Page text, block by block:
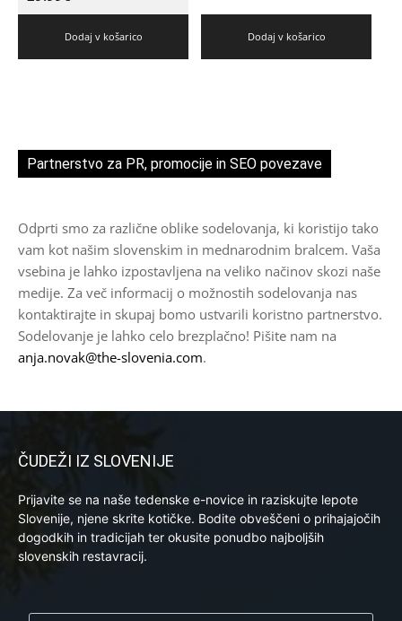
Dodaj v košarico Dodaj v košarico
Partnerstvo za PR, promocije in SEO povezave
Odprti smo za različne oblike sodelovanja, ki koristijo tako
vam kot našim slovenskim in mednarodnim bralcem. Vaša
vsebina je lahko izpostavljena na veliko načinov skozi naše
medije. Za več informacij o možnostih sodelovanja nas
kontaktirajte in skupaj bomo ustvarili koristno partnerstvo.
Sodelovanje je lahko celo brezplačno! Pišite nam na
anja.novak@the-slovenia.com.
ČUDEŽI IZ SLOVENIJE
Prijavite se na naše tedenske e-novice in raziskujte lepote
Slovenije, njene skrite kotičke. Bodite obveščeni o prihajajočih
dogodkih in tradicijah ter okusite ponudbo najboljših
slovenskih restavracij.